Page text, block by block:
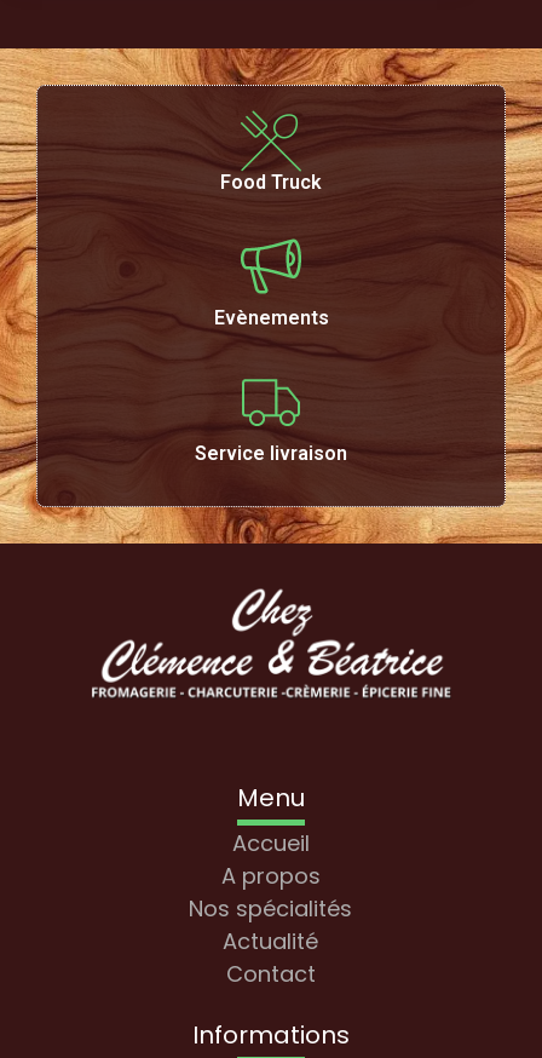
Food Truck
Evènements
Service livraison
Menu
Accueil
A propos
Nos spécialités
Actualité
Contact
Informations